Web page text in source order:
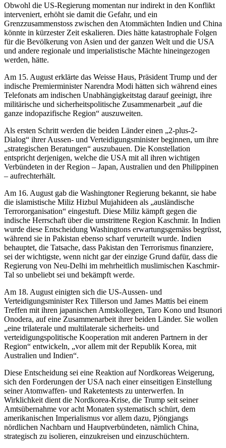
Obwohl die US-Regierung momentan nur indirekt in den Konflikt
interveniert, erhöht sie damit die Gefahr, und ein
Grenzzusammenstoss zwischen den Atommächten Indien und China
könnte in kürzester Zeit eskalieren. Dies hätte katastrophale Folgen
für die Bevölkerung von Asien und der ganzen Welt und die USA
und andere regionale und imperialistische Mächte hineingezogen
werden, hätte.
Am 15. August erklärte das Weisse Haus, Präsident Trump und der
indische Premierminister Narendra Modi hätten sich während eines
Telefonats am indischen Unabhängigkeitstag darauf geeinigt, ihre
militärische und sicherheitspolitische Zusammenarbeit „auf die
ganze indopazifische Region“ auszuweiten.
Als ersten Schritt werden die beiden Länder einen „2-plus-2-
Dialog“ ihrer Aussen- und Verteidigungsminister beginnen, um ihre
„strategischen Beratungen“ auszubauen. Die Konstellation
entspricht derjenigen, welche die USA mit all ihren wichtigen
Verbündeten in der Region – Japan, Australien und den Philippinen
– aufrechterhält.
Am 16. August gab die Washingtoner Regierung bekannt, sie habe
die islamistische Miliz Hizbul Mujahideen als „ausländische
Terrororganisation“ eingestuft. Diese Miliz kämpft gegen die
indische Herrschaft über die umstrittene Region Kaschmir. In Indien
wurde diese Entscheidung Washingtons erwartungsgemäss begrüsst,
während sie in Pakistan ebenso scharf verurteilt wurde. Indien
behauptet, die Tatsache, dass Pakistan den Terrorismus finanziere,
sei der wichtigste, wenn nicht gar der einzige Grund dafür, dass die
Regierung von Neu-Delhi im mehrheitlich muslimischen Kaschmir-
Tal so unbeliebt sei und bekämpft werde.
Am 18. August einigten sich die US-Aussen- und
Verteidigungsminister Rex Tillerson und James Mattis bei einem
Treffen mit ihren japanischen Amtskollegen, Taro Kono und Itsunori
Onodera, auf eine Zusammenarbeit ihrer beiden Länder. Sie wollen
„eine trilaterale und multilaterale sicherheits- und
verteidigungspolitische Kooperation mit anderen Partnern in der
Region“ entwickeln, „vor allem mit der Republik Korea, mit
Australien und Indien“.
Diese Entscheidung sei eine Reaktion auf Nordkoreas Weigerung,
sich den Forderungen der USA nach einer einseitigen Einstellung
seiner Atomwaffen- und Raketentests zu unterwerfen. In
Wirklichkeit dient die Nordkorea-Krise, die Trump seit seiner
Amtsübernahme vor acht Monaten systematisch schürt, dem
amerikanischen Imperialismus vor allem dazu, Pjöngjangs
nördlichen Nachbarn und Hauptverbündeten, nämlich China,
strategisch zu isolieren, einzukreisen und einzuschüchtern.